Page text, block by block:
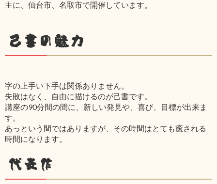
主に、仙台市、名取市で開催しています。
己書の魅力
字の上手い下手は関係ありません。
失敗はなく、自由に描けるのが己書です。
講座の90分間の間に、新しい発見や、喜び、目標が出来ま
す。
あっという間ではありますが、その時間はとても癒される
時間になります。
代表作